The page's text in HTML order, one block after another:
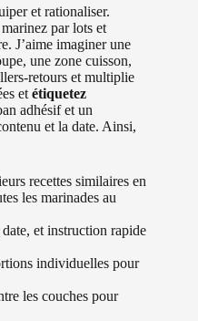
et rationaliser.
par lots et
J’aime imaginer une
une zone cuisson,
retours et multiplie
et étiquetez
adhésif et un
et la date. Ainsi,
recettes similaires en
les marinades au
et instruction rapide
individuelles pour
les couches pour